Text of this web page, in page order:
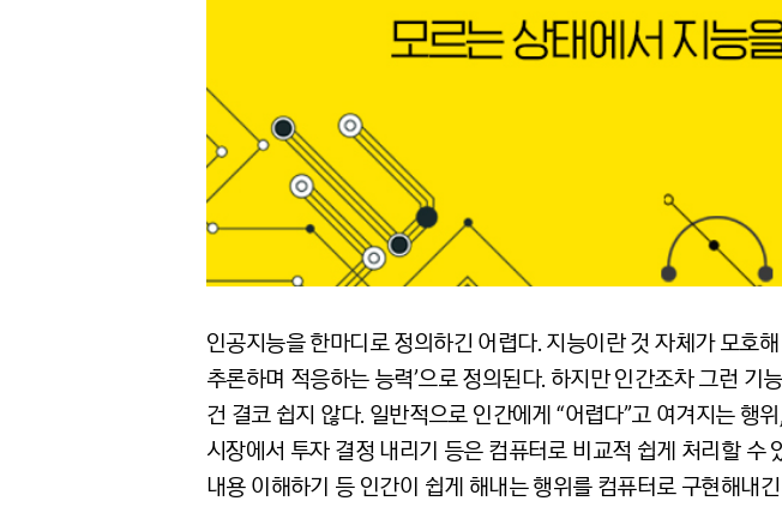
인공지능을 한마디로 정의하긴 어렵다. 지능이란 것 자체가 모호
추론하며 적응하는 능력’으로 정의된다. 하지만 인간조차 그런
건 결코 쉽지 않다. 일반적으로 인간에게 “어렵다”고 여겨지는
시장에서 투자 결정 내리기 등은 컴퓨터로 비교적 쉽게 처리할
내용 이해하기 등 인간이 쉽게 해내는 행위를 컴퓨터로 구현해내